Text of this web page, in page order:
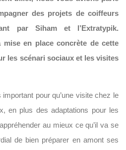
des projets de coiffeurs
par Siham et l’Extratypik.
mise en place concrète de cette
les scénari sociaux et les visites
pour qu’une visite chez le
en plus des adaptations pour les
au mieux ce qu’il va se
de bien préparer en amont ses